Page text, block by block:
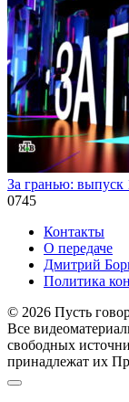
За гранью: выпуск
0745
Контакты
О передаче
Дмитрий
Политика
© 2026 Пусть
Все
свободных
принадлежат их